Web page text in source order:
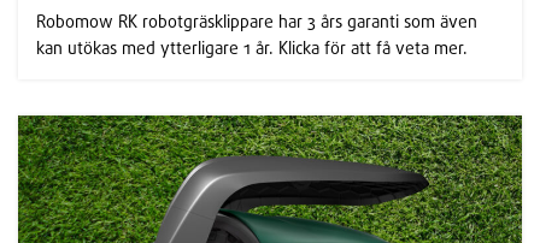
Robomow RK robotgräsklippare har 3 års garanti som även
kan utökas med ytterligare 1 år. Klicka för att få veta mer.